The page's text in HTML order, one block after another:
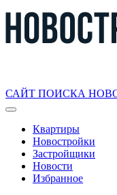
САЙТ ПОИСКА
Квартиры
Новостройки
Застройщики
Новости
Избранное